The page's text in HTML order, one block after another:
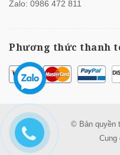
Zalo: 0986 472 811
Phương thức thanh
© Bản quyền
Cung